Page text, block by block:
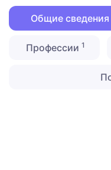
Общие сведения
Профессии 1